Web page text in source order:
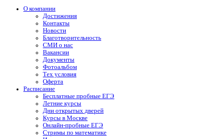
О компании
Достижения
Контакты
Новости
Благотворительность
СМИ о нас
Вакансии
Документы
Фотоальбом
Тех условия
Оферта
Расписание
Бесплатные пробные ЕГЭ
Летние курсы
Дни открытых дверей
Курсы в Москве
Онлайн-пробные ЕГЭ
Стримы по математике